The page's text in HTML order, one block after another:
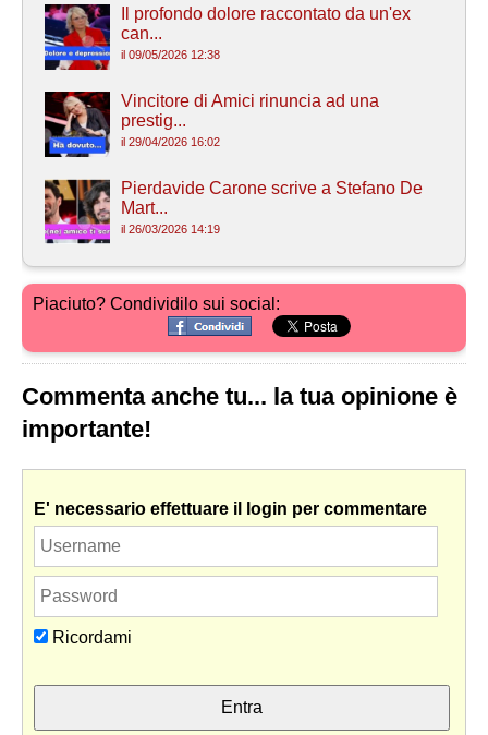
Il profondo dolore raccontato da un'ex
can...
il 09/05/2026 12:38
Vincitore di Amici rinuncia ad una
prestig...
il 29/04/2026 16:02
Pierdavide Carone scrive a Stefano De
Mart...
il 26/03/2026 14:19
Piaciuto? Condividilo sui social:
Commenta anche tu... la tua opinione è
importante!
E' necessario effettuare il login per commentare
Ricordami